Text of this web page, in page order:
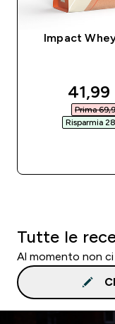
Impact
Prima
Risparmia
Tutte le
Al momento non ci